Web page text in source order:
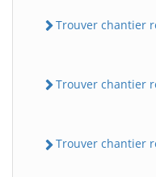
Trouver chantier
Trouver chantier
Trouver chantier